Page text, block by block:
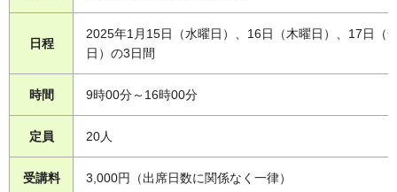
日程
2025年1月15日（水曜日）、16日（木曜日）、17日（
日）の3日間
時間 9時00分～16時00分
定員 20人
受講料 3,000円（出席日数に関係なく一律）